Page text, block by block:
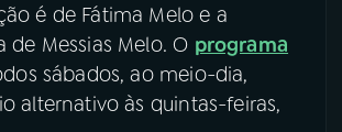
é de Fátima Melo e a
de Messias Melo. O programa
sábados, ao meio-dia,
alternativo às quintas-feiras,